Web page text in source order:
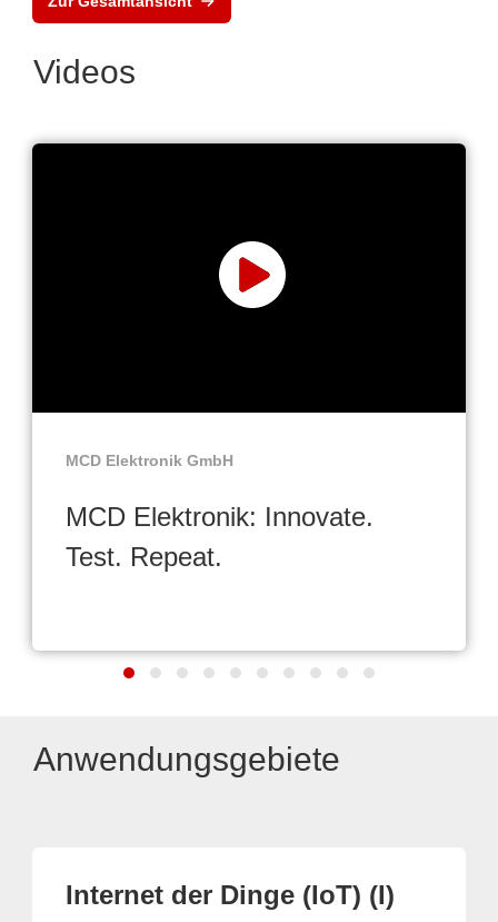
Videos
MCD Elektronik GmbH
MCD Elektronik: Innovate.
Test. Repeat.
Anwendungsgebiete
Internet der Dinge (IoT) (I)